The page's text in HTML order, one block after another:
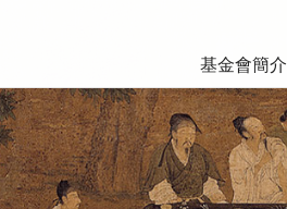
基金會簡介